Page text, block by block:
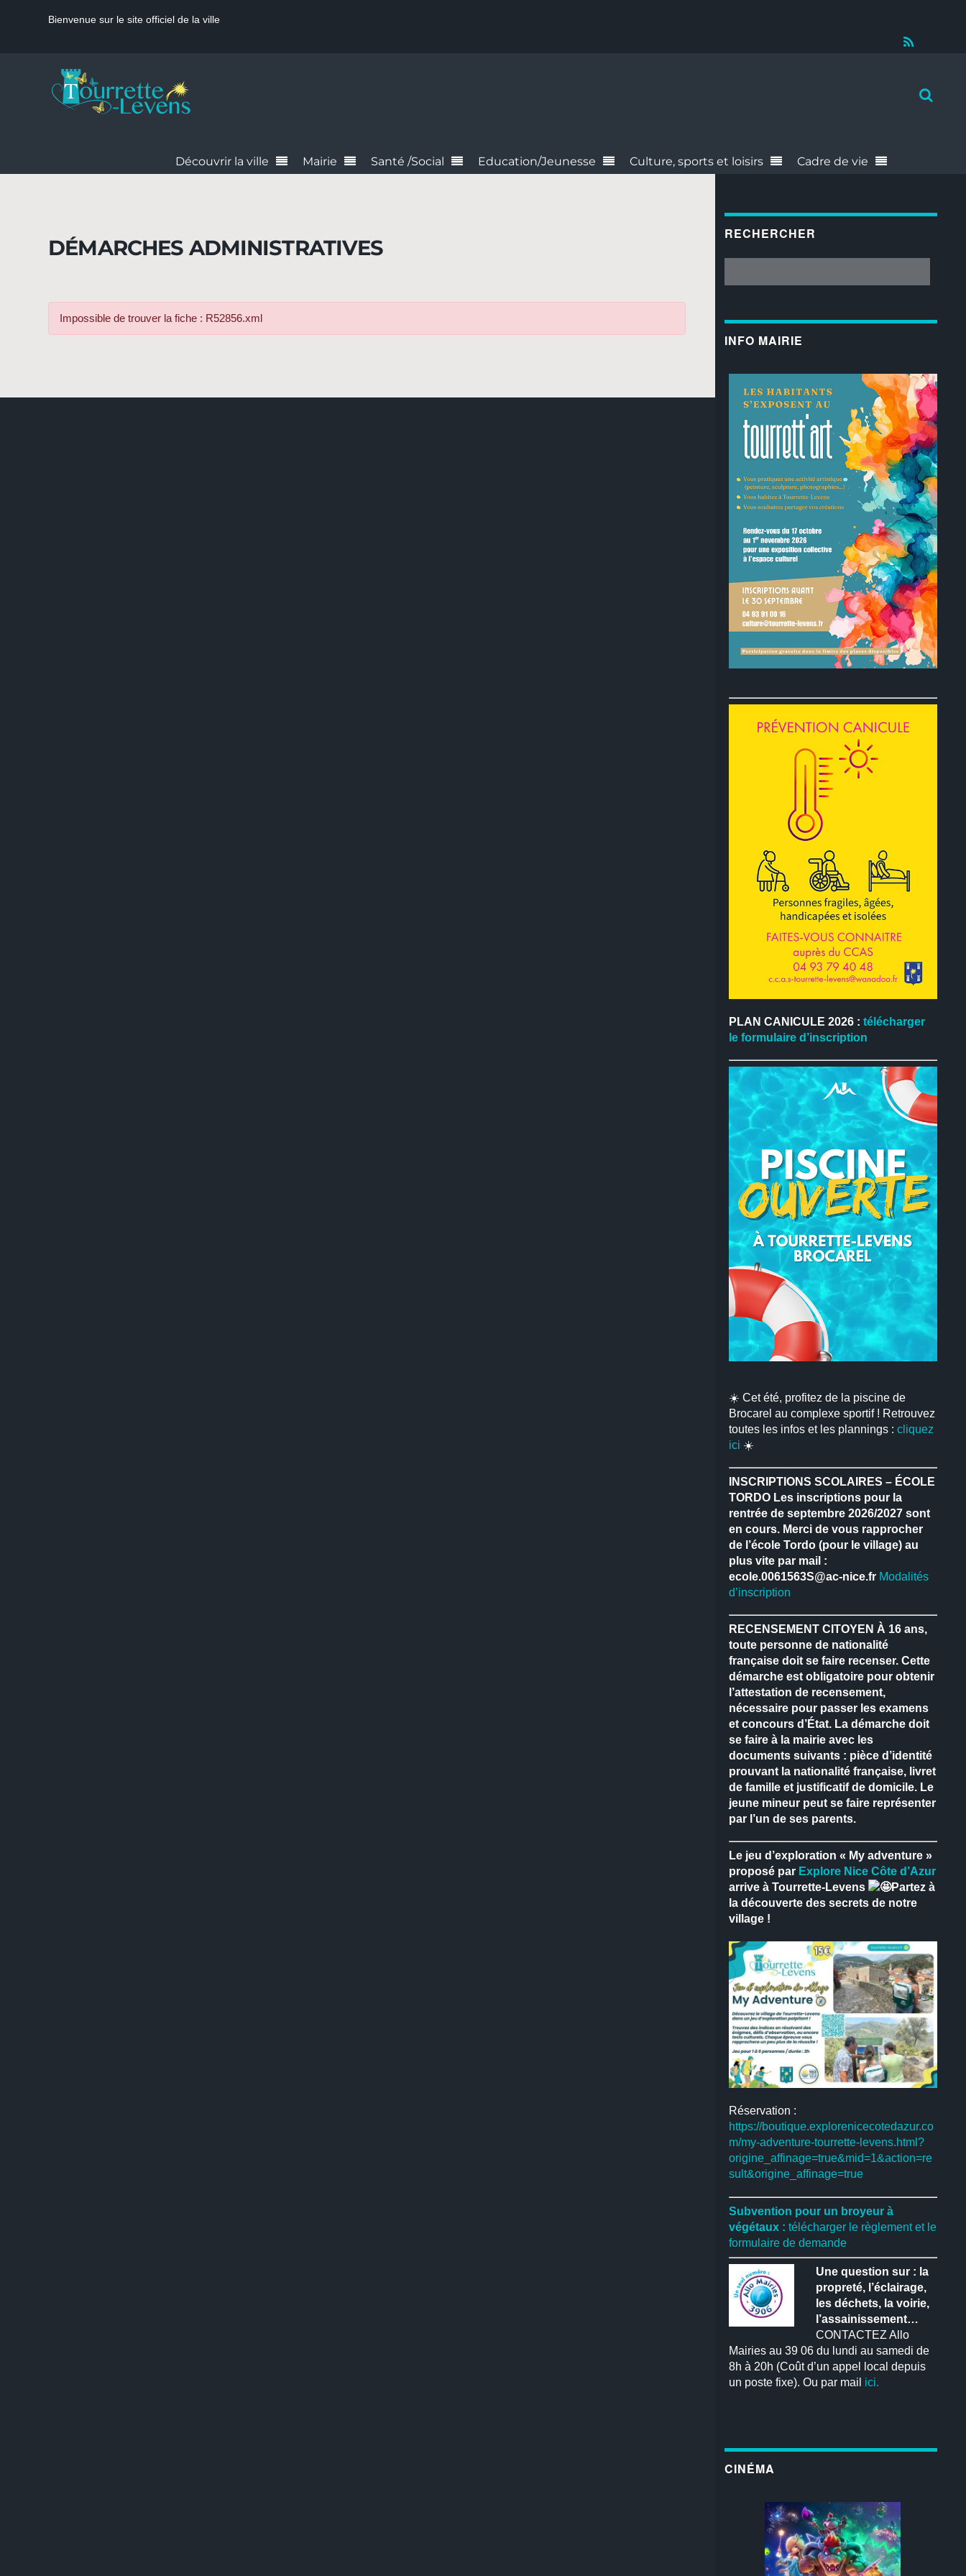
Bienvenue sur le site officiel de la ville
Découvrir la ville Mairie Santé /Social Education/Jeunesse Culture, sports et loisirs Cadre de vie
DÉMARCHES ADMINISTRATIVES
Impossible de trouver la fiche : R52856.xml
RECHERCHER
INFO MAIRIE
PLAN CANICULE 2026 : télécharger
le formulaire d’inscription
☀️ Cet été, profitez de la piscine de
Brocarel au complexe sportif ! Retrouvez
toutes les infos et les plannings : cliquez
ici ☀️
INSCRIPTIONS SCOLAIRES – ÉCOLE
TORDOLes inscriptions pour la
rentrée de septembre 2026/2027 sont
en cours. Merci de vous rapprocher
de l’école Tordo (pour le village) au
plus vite par mail :
ecole.0061563S@ac-nice.fr Modalités
d’inscription
RECENSEMENT CITOYEN À 16 ans,
toute personne de nationalité
française doit se faire recenser. Cette
démarche est obligatoire pour obtenir
l’attestation de recensement,
nécessaire pour passer les examens
et concours d’État.La démarche doit
se faire à la mairie avec les
documents suivants : pièce d’identité
prouvant la nationalité française, livret
de famille et justificatif de domicile.Le
jeune mineur peut se faire représenter
par l’un de ses parents.
Le jeu d’exploration « My adventure »
proposé par Explore Nice Côte d’Azur
arrive à Tourrette-Levens
Partez à
la découverte des secrets de notre
village !
Réservation :
https://boutique.explorenicecotedazur.co
m/my-adventure-tourrette-levens.html?
origine_affinage=true&mid=1&action=re
sult&origine_affinage=true
Subvention pour un broyeur à
végétaux : télécharger le règlement et le
formulaire de demande
Une question sur : la
propreté, l’éclairage,
les déchets, la voirie,
l’assainissement…
CONTACTEZ Allo
Mairies au 39 06 du lundi au samedi de
8h à 20h (Coût d’un appel local depuis
un poste fixe). Ou par mail ici.
CINÉMA